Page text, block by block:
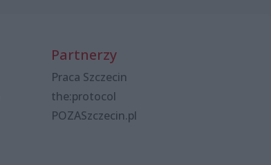
Partnerzy
Praca Szczecin
the:protocol
POZASzczecin.pl